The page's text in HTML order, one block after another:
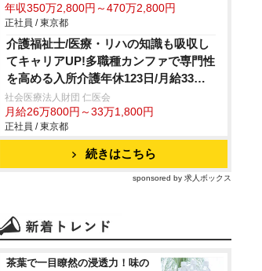
年収350万2,800円～470万2,800円
正社員 / 東京都
介護福祉士/医療・リハの知識も吸収し
てキャリアUP!多職種カンファで専門性
を高める入所介護年休123日/月給33万
可
社会医療法人財団 仁医会
月給26万800円～33万1,800円
正社員 / 東京都
続きはこちら
sponsored by 求人ボックス
茶葉で一目瞭然の浸透力！味の